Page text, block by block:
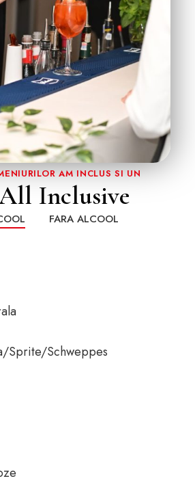
AM INCLUS SI UN
Inclusive
FARA ALCOOL
Sprite/Schweppes